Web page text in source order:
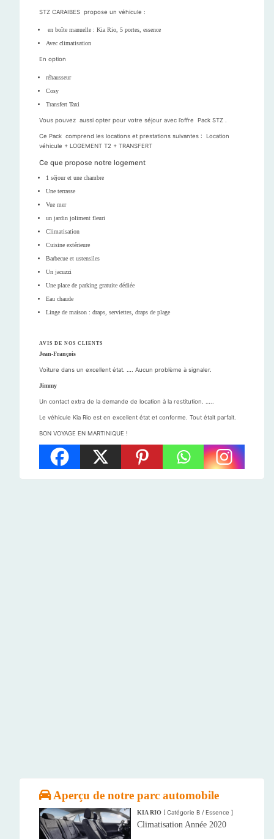
STZ CARAIBES propose un véhicule :
en boîte manuelle : Kia Rio, 5 portes, essence
Avec climatisation
En option
réhausseur
Cosy
Transfert Taxi
Vous pouvez aussi opter pour votre séjour avec l’offre Pack STZ .
Ce Pack comprend les locations et prestations suivantes : Location
véhicule + LOGEMENT T2 + TRANSFERT
Ce que propose notre logement
1 séjour et une chambre
Une terrasse
Vue mer
un jardin joliment fleuri
Climatisation
Cuisine extérieure
Barbecue et ustensiles
Un jacuzzi
Une place de parking gratuite dédiée
Eau chaude
Linge de maison : draps, serviettes, draps de plage
AVIS DE NOS CLIENTS
Jean-François
Voiture dans un excellent état. …. Aucun problème à signaler.
Jimmy
Un contact extra de la demande de location à la restitution. …..
Le véhicule Kia Rio est en excellent état et conforme. Tout était parfait.
BON VOYAGE EN MARTINIQUE !
Aperçu de notre parc automobile
KIA RIO [ Catégorie B / Essence ]
Climatisation Année 2020